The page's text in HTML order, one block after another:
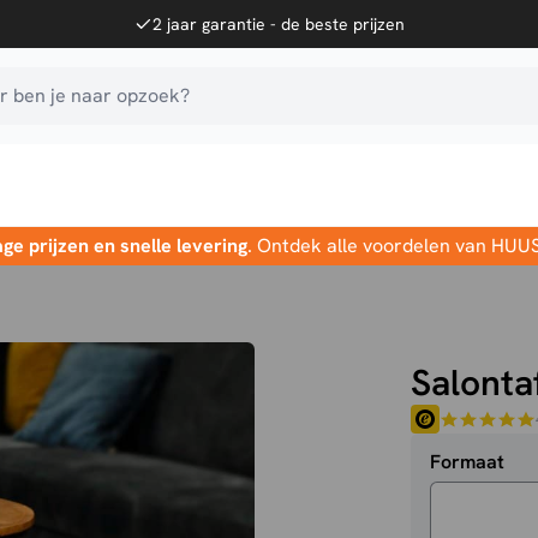
2 jaar garantie - de beste prijzen
ben je naar opzoek?
prijzen en snelle levering. Ontdek alle voordelen van
Formaat